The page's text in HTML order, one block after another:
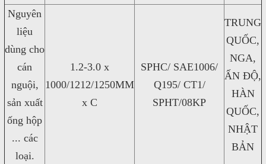
Nguyên
liệu
dùng cho
cán
nguội,
sản xuất
ống hộp
... các
loại.
1.2-3.0 x
1000/1212/1250MM
x C
SPHC/ SAE1006/
Q195/ CT1/
SPHT/08KP
TRUNG
QUỐC,
NGA,
ẤN ĐỘ,
HÀN
QUỐC,
NHẬT
BẢN
Mail
COPYRIGHT 2016. ALL RIGHTS RESERVED